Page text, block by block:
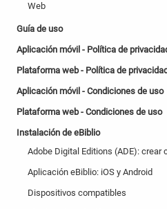
Web
Guía de uso
Aplicación móvil - Política de
Plataforma web - Política de privacidad
Aplicación móvil - Condiciones de uso
Plataforma web - Condiciones de uso
Instalación de eBiblio
Adobe Digital Editions (ADE): crear
Aplicación eBiblio: iOS y Android
Dispositivos compatibles